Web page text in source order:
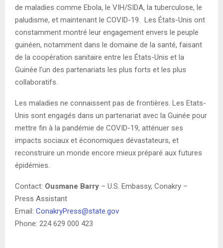
de maladies comme Ebola, le VIH/SIDA, la tuberculose, le
paludisme, et maintenant le COVID-19. Les États-Unis ont
constamment montré leur engagement envers le peuple
guinéen, notamment dans le domaine de la santé, faisant
de la coopération sanitaire entre les États-Unis et la
Guinée l’un des partenariats les plus forts et les plus
collaboratifs.
Les maladies ne connaissent pas de frontières. Les Etats-
Unis sont engagés dans un partenariat avec la Guinée pour
mettre fin à la pandémie de COVID-19, atténuer ses
impacts sociaux et économiques dévastateurs, et
reconstruire un monde encore mieux préparé aux futures
épidémies.
Contact: Ousmane Barry – U.S. Embassy, Conakry –
Press Assistant
Email: ConakryPress@state.gov
Phone: 224 629 000 423